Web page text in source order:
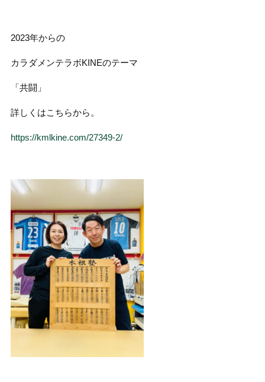
2023年からの
カラダメンテラボKINEのテーマ
「共闘」
詳しくはこちらから。
https://kmlkine.com/27349-2/